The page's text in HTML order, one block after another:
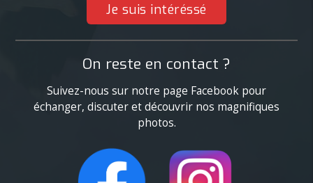
Je suis intéréssé
On reste en contact ?
Suivez-nous sur notre page Facebook pour
échanger, discuter et découvrir nos magnifiques
photos.